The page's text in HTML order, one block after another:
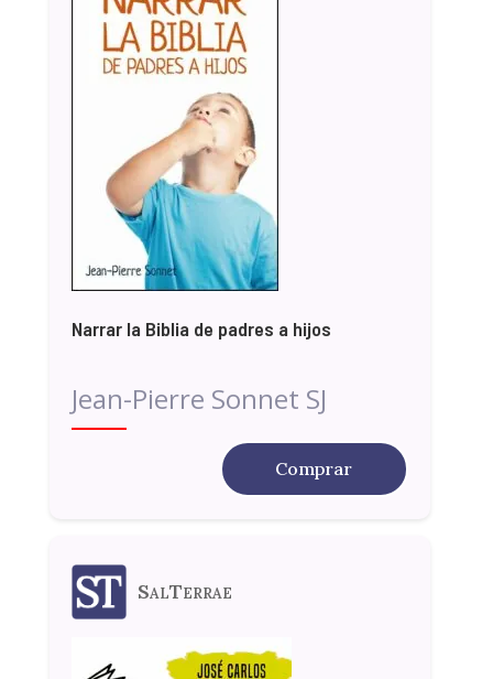
Narrar la Biblia de padres a hijos
Jean-Pierre Sonnet SJ
Comprar
SalTerrae